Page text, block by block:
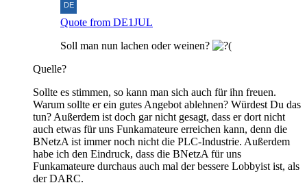
Quote from DE1JUL
Soll man nun lachen oder weinen?
Quelle?
Sollte es stimmen, so kann man sich auch für ihn freuen.
Warum sollte er ein gutes Angebot ablehnen? Würdest Du das
tun? Außerdem ist doch gar nicht gesagt, dass er dort nicht
auch etwas für uns Funkamateure erreichen kann, denn die
BNetzA ist immer noch nicht die PLC-Industrie. Außerdem
habe ich den Eindruck, dass die BNetzA für uns
Funkamateure durchaus auch mal der bessere Lobbyist ist, als
der DARC.